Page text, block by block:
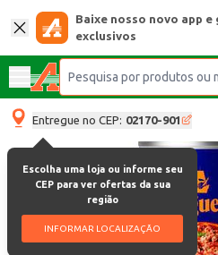
Baixe nosso novo app e
exclusivos
Entregue no CEP: 02170-901
Escolha uma loja ou informe seu
CEP para ver ofertas da sua
região
INFORMAR LOCALIZAÇÃO